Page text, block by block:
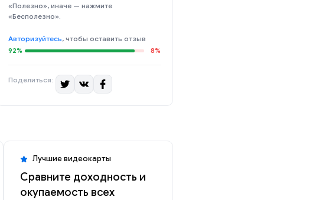
«Полезно», иначе — нажмите
«Бесполезно».
Авторизуйтесь, чтобы оставить отзыв
92% 8%
Поделиться:
Лучшие видеокарты
Сравните доходность и
окупаемость всех